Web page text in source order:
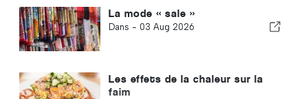
La mode « sale »
Dans - 03 Aug 2026
Les effets de la chaleur sur la
faim